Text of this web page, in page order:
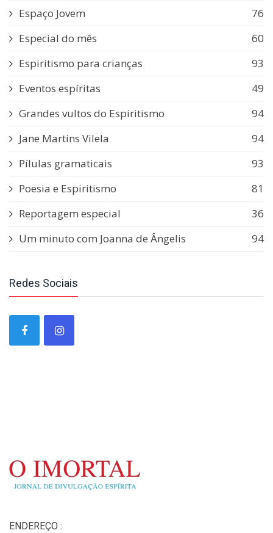
Espaço Jovem
76
Especial do mês
60
Espiritismo para crianças
93
Eventos espíritas
49
Grandes vultos do Espiritismo
94
Jane Martins Vilela
94
Pílulas gramaticais
93
Poesia e Espiritismo
81
Reportagem especial
36
Um minuto com Joanna de Ângelis
94
Redes Sociais
ENDEREÇO :